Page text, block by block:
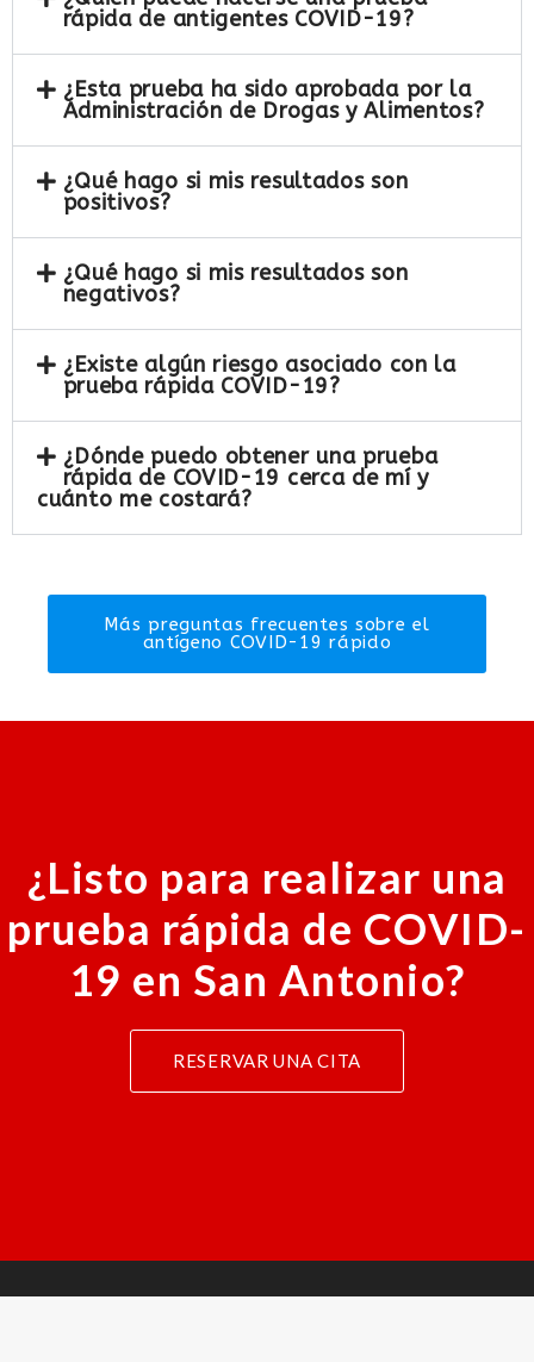
rápida de antigentes COVID-19?
¿Esta prueba ha sido aprobada por la
Administración de Drogas y Alimentos?
¿Qué hago si mis resultados son
positivos?
¿Qué hago si mis resultados son
negativos?
¿Existe algún riesgo asociado con la
prueba rápida COVID-19?
¿Dónde puedo obtener una prueba
rápida de COVID-19 cerca de mí y
cuánto me costará?
Más preguntas frecuentes sobre el
antígeno COVID-19 rápido
¿Listo para realizar una
prueba rápida de COVID-
19 en San Antonio?
RESERVAR UNA CITA